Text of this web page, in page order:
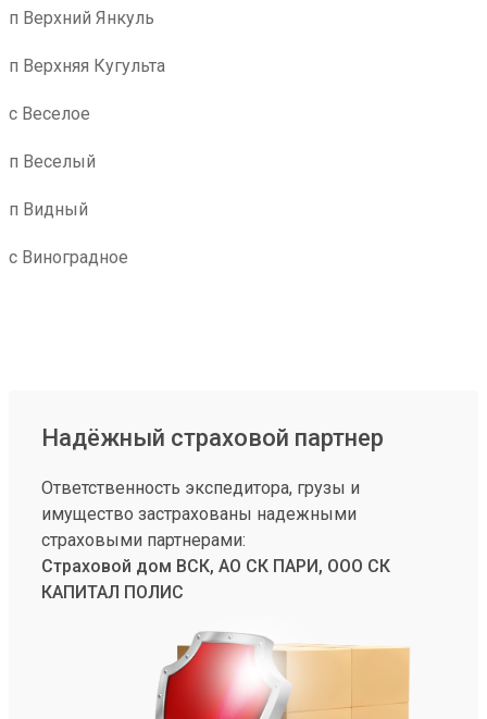
п Верхний Янкуль
п Верхняя Кугульта
с Веселое
п Веселый
п Видный
с Виноградное
Надёжный страховой партнер
Ответственность экспедитора, грузы и
имущество застрахованы надежными
страховыми партнерами:
Страховой дом ВСК, АО СК ПАРИ, ООО СК
КАПИТАЛ ПОЛИС